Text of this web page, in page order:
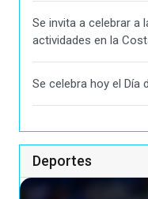
Se invita a celebrar a
actividades en la
Se celebra hoy el Día
Deportes